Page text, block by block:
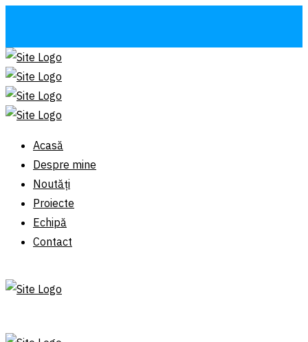
Acasă
Despre mine
Noutăți
Proiecte
Echipă
Contact